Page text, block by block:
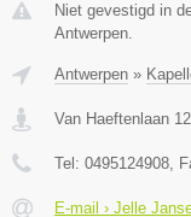
Niet gevestigd in
Antwerpen.
Antwerpen »
Van Haeftenlaan 12
Tel: 0495124908,
E-mail › Jelle